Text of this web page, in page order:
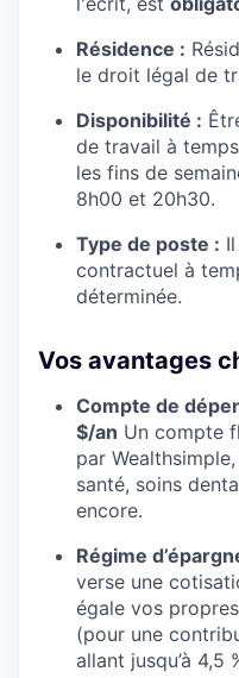
Résidence :
le droit légal de
Disponibilité :
de travail à
les fins de
8h00 et 20h30.
Type de poste :
contractuel à
déterminée.
Vos avantages
Compte de
$/an Un compte
par
santé, soins
encore.
Régime
verse une
égale vos
(pour une
allant jusqu’à 4,5